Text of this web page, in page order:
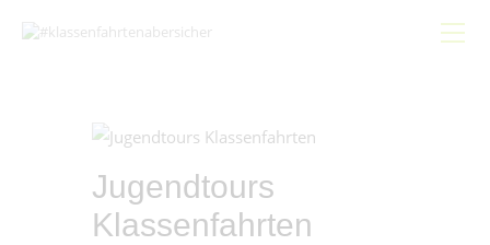
Gemeinsam
Bündnis
Jugendtours
Klassenfahrten